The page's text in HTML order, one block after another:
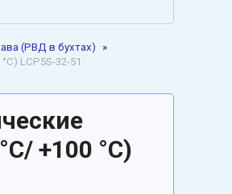
(РВД в бухтах)
»
LCP5S-32-51
+100 °C)